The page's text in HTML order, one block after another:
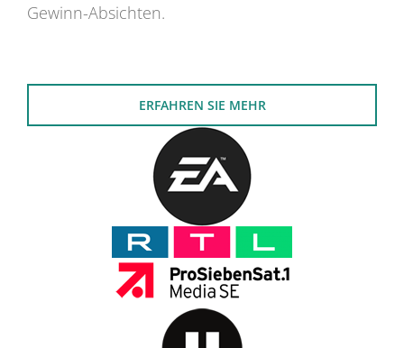
Gewinn-Absichten.
ERFAHREN SIE MEHR